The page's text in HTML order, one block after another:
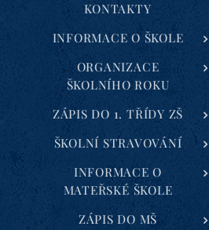
KONTAKTY
INFORMACE O ŠKOLE
ORGANIZACE
ŠKOLNÍHO ROKU
ZÁPIS DO 1. TŘÍDY ZŠ
ŠKOLNÍ STRAVOVÁNÍ
INFORMACE O
MATEŘSKÉ ŠKOLE
ZÁPIS DO MŠ